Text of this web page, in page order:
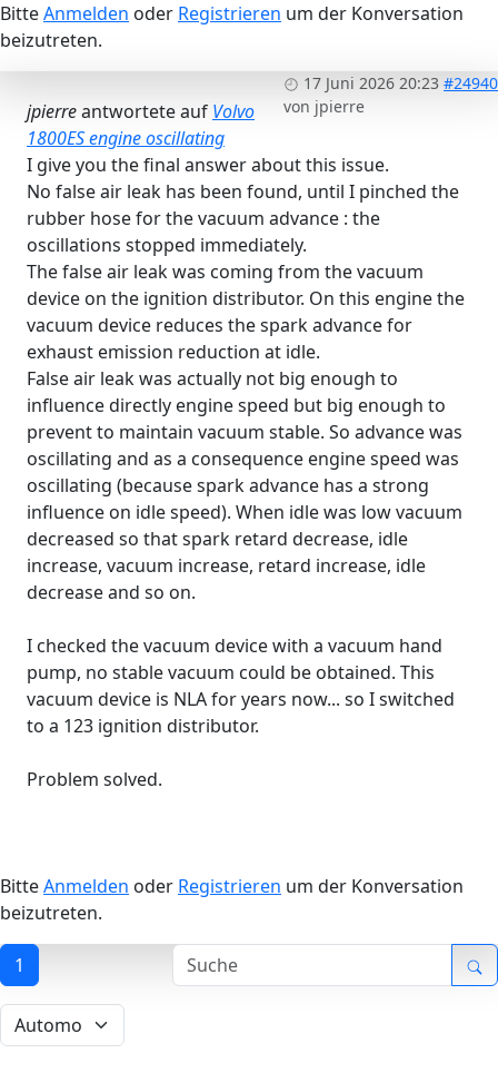
BitteAnmelden oder Registrieren um der Konversation
beizutreten.
17 Juni 2026 20:23 #24940
von jpierre
jpierreantwortete auf Volvo
1800ES engine oscillating
I give you the final answer about this issue.
No false air leak has been found, until I pinched the
rubber hose for the vacuum advance : the
oscillations stopped immediately.
The false air leak was coming from the vacuum
device on the ignition distributor. On this engine the
vacuum device reduces the spark advance for
exhaust emission reduction at idle.
False air leak was actually not big enough to
influence directly engine speed but big enough to
prevent to maintain vacuum stable. So advance was
oscillating and as a consequence engine speed was
oscillating (because spark advance has a strong
influence on idle speed). When idle was low vacuum
decreased so that spark retard decrease, idle
increase, vacuum increase, retard increase, idle
decrease and so on.
I checked the vacuum device with a vacuum hand
pump, no stable vacuum could be obtained. This
vacuum device is NLA for years now... so I switched
to a 123 ignition distributor.
Problem solved.
BitteAnmelden oder Registrieren um der Konversation
beizutreten.
1